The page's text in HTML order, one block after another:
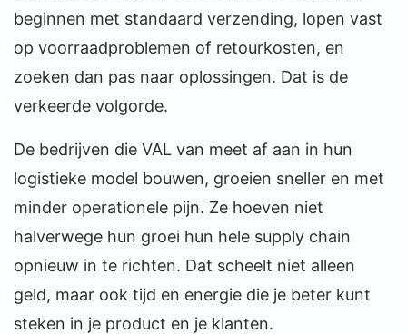
beginnen met standaard verzending, lopen vast
op voorraadproblemen of retourkosten, en
zoeken dan pas naar oplossingen. Dat is de
verkeerde volgorde.
De bedrijven die VAL van meet af aan in hun
logistieke model bouwen, groeien sneller en met
minder operationele pijn. Ze hoeven niet
halverwege hun groei hun hele supply chain
opnieuw in te richten. Dat scheelt niet alleen
geld, maar ook tijd en energie die je beter kunt
steken in je product en je klanten.